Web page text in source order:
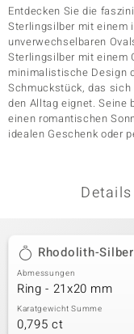
Entdecken Sie die
Sterlingsilber mit einem
unverwechselbaren
Sterlingsilber mit einem
minimalistische Design
Schmuckstück, das
den Alltag eignet. Seine
einen romantischen
idealen Geschenk oder
Rhodolith-
Abmessungen
Ring - 21x20 mm
Karatgewicht Summe
0,795 ct